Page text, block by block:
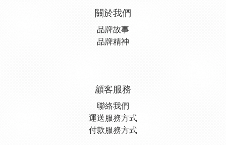
關於我們
品牌故事
品牌精神
顧客服務
聯絡我們
運送服務方式
付款服務方式